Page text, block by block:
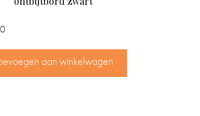
aan winkelwagen